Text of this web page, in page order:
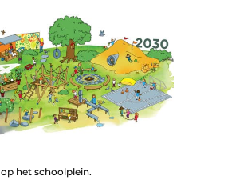
het schoolplein.